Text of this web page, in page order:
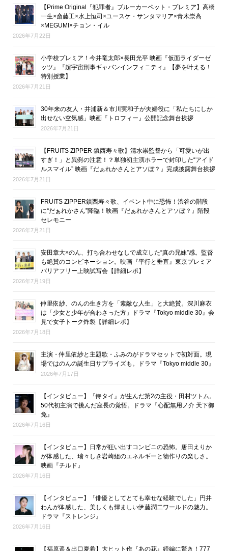
【Prime Original『犯罪者』ブルーカーペット・プレミア】高橋
一生×斎藤工×水上恒司×ユースケ・サンタマリア×青木崇高
×MEGUMI×チョン・イル
2026年7月22日
小学校プレミア！今井竜太郎×長田光平 映画『仮面ライダーゼ
ッツ』『超宇宙刑事ギャバンインフィニティ』【夢を叶える！
特別授業】
2026年7月21日
30年来の友人・井浦新＆市川実和子が夫婦役に「私たちにしか
出せない空気感」映画『トロフィー』公開記念舞台挨拶
2026年7月21日
【FRUITS ZIPPER 鎮西寿々歌】清水崇監督から「可愛いが出
すぎ！」と異例の注意！？単独初主演ホラーで封印した“アイド
ルスマイル” 映画『だぁれかさんとアソぼ？』完成披露舞台挨拶
2026年7月21日
FRUITS ZIPPER鎮西寿々歌、イベント中に恐怖！渋谷の階段
に“だぁれかさん”降臨！映画『だぁれかさんとアソぼ？』階段
セレモニー
2026年7月21日
安田章大×のん、打ち合わせなしで成立した“真の兄妹”感。監督
も絶賛のコンビネーション。映画『平行と垂直』東京プレミア
バリアフリー上映試写会【詳細レポ】
2026年7月19日
仲里依紗、のんの生き方を「素敵な人生」と大絶賛。深川麻衣
は「少女と少年が合わさった方」ドラマ『Tokyo middle 30』会
見で女子トーク炸裂【詳細レポ】
2026年7月18日
主演・仲里依紗と主題歌・ふみのがドラマセットで初対面。現
場ではのんの誕生日サプライズも。ドラマ『Tokyo middle 30』
2026年7月17日
【インタビュー】『侍タイ』が生んだ第2の主役・田村ツトム。
50代初主演で挑んだ座長の覚悟。ドラマ『心配無用ノ介 天下御
免』
2026年7月16日
【インタビュー】日常が狂い出すコンビニの恐怖。唐田えりか
が体感した、瑞々しき岩崎組のエネルギーと物作りの楽しさ。
映画『チルド』
2026年7月16日
【インタビュー】「俳優としてとても幸せな経験でした」円井
わんが体感した、美しくも悍ましい伊藤潤二ワールドの魅力。
ドラマ『ストレンジ』
2026年7月16日
【福原遥＆出口夏希】大ヒット作『あの花』続編に驚き！777